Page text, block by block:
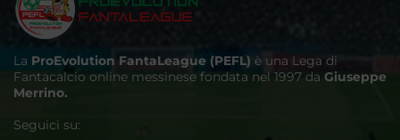
La ProEvolution FantaLeague (PEFL) è una Lega di
Fantacalcio online messinese fondata nel 1997 da Giuseppe
Merrino.
Seguici su: